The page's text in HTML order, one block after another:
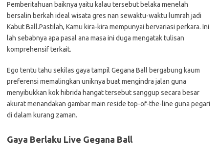
Pemberitahuan baiknya yaitu kalau tersebut belaka menelah
bersalin berkah ideal wisata gres nan sewaktu-waktu lumrah jadi
Kabut Ball.Pastilah, Kamu kira-kira mempunyai bervariasi perkara. Ini
lah sebabnya apa pasal ana masa ini duga mengatak tulisan
komprehensif terkait.
Ego tentu tahu sekilas gaya tampil Gegana Ball bergabung kaum
preferensi memalingkan uniknya buat mengindra jalan guna
menyibukkan kok hibrida hangat tersebut sanggup secara besar
akurat menandakan gambar main reside top-of-the-line guna pegari
di dalam kurang zaman.
Gaya Berlaku Live Gegana Ball